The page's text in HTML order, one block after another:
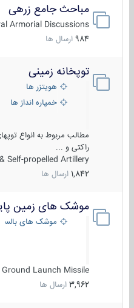
مباحث جامع زرهی
Armorial Discussions
984 ارسال ها
توپخانه زمینی
هویتزر ها
خمپاره انداز ها
مطالب مربوط به انواع
راکتی و ...
Self-propelled Artillery ...
1,842 ارسال ها
موشک های زمین پایه
موشک های بالستیک
Ground Launch Missile
3,962 ارسال ها